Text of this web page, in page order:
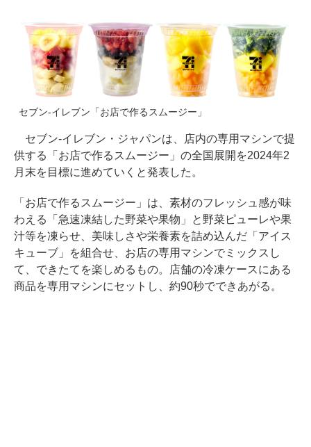
セブン-イレブン「お店で作るスムージー」
セブン-イレブン・ジャパンは、店内の専用マシンで提
供する「お店で作るスムージー」の全国展開を2024年2
月末を目標に進めていくと発表した。
「お店で作るスムージー」は、素材のフレッシュ感が味
わえる「急速凍結した野菜や果物」と野菜ピューレや果
汁等を凍らせ、美味しさや栄養素を詰め込んだ「アイス
キューブ」を組合せ、お店の専用マシンでミックスし
て、できたてを楽しめるもの。店舗の冷凍ケースにある
商品を専用マシンにセットし、約90秒でできあがる。